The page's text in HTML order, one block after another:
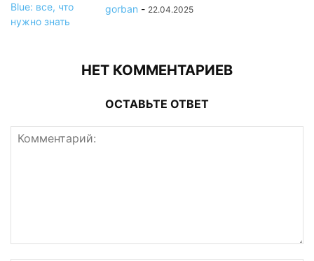
gorban - 22.04.2025
НЕТ КОММЕНТАРИЕВ
ОСТАВЬТЕ ОТВЕТ